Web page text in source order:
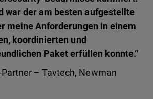
war der am besten aufgestellte
meine Anforderungen in einem
koordinierten und
Paket erfüllen konnte.“
– Tavtech, Newman